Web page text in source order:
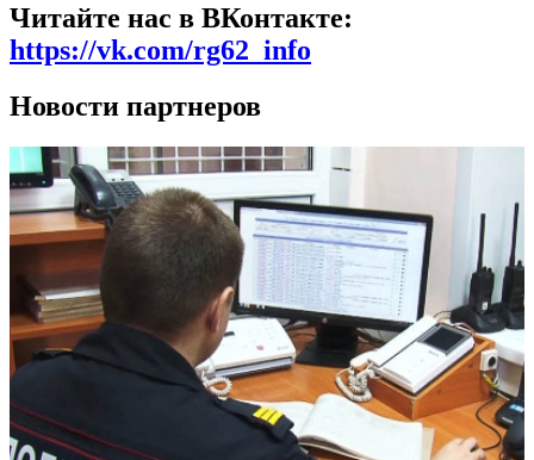
Читайте нас в ВКонтакте:
https://vk.com/rg62_info
Новости партнеров